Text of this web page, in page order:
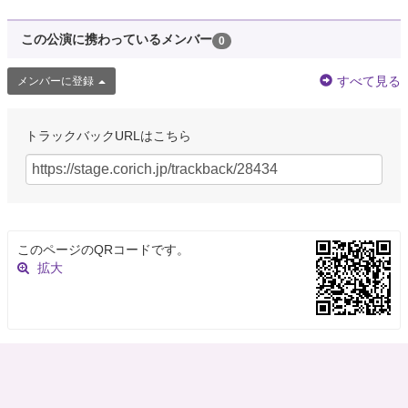
この公演に携わっているメンバー 0
メンバーに登録 すべて見る
トラックバックURLはこちら
このページのQRコードです。
拡大